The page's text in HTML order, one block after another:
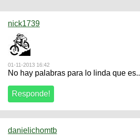
nick1739
01-11-2013 16:42
No hay palabras para lo linda que es..
danielichomtb